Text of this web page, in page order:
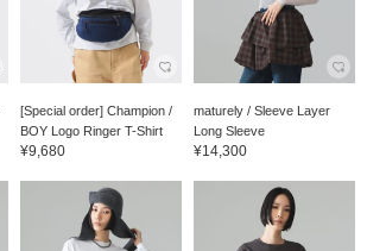
[Special order] Champion /
BOY Logo Ringer T-Shirt
¥9,680
maturely / Sleeve Layer
Long Sleeve
¥14,300